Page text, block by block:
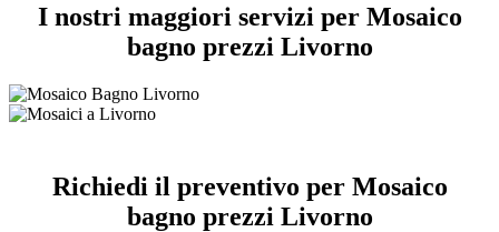
I nostri maggiori servizi per Mosaico
bagno prezzi Livorno
Richiedi il preventivo per Mosaico
bagno prezzi Livorno